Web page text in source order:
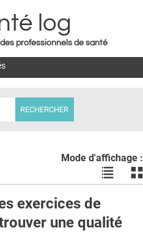
log
professionnels de santé
Mode d'affichage :
Voir
les
liste
les
exercices de
une qualité